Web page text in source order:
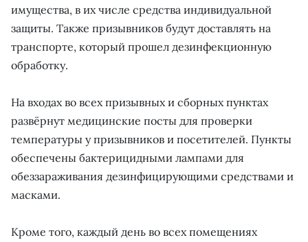
имущества, в их числе средства индивидуальной
защиты. Также призывников будут доставлять на
транспорте, который прошел дезинфекционную
обработку.
На входах во всех призывных и сборных пунктах
развёрнут медицинские посты для проверки
температуры у призывников и посетителей. Пункты
обеспечены бактерицидными лампами для
обеззараживания дезинфицирующими средствами и
масками.
Кроме того, каждый день во всех помещениях